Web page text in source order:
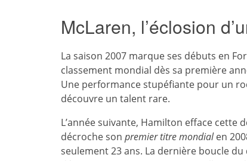
McLaren, l’éclosion
La saison 2007 marque ses débuts en
classement mondial dès sa première
Une performance stupéfiante pour un
découvre un talent rare.
L’année suivante, Hamilton efface cette
décroche son premier titre mondialen
seulement 23 ans. La dernière boucle